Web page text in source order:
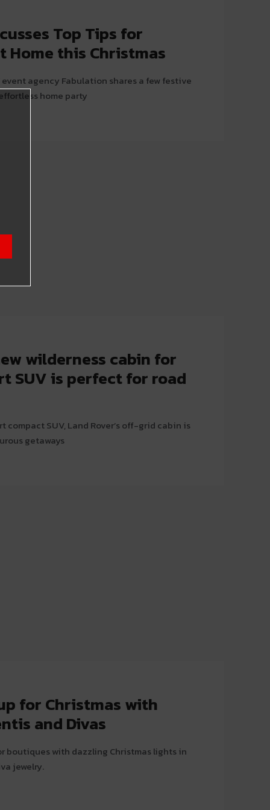
Top Tips for
Home this Christmas
agency Fabulation shares a few festive
home party
wilderness cabin for
SUV is perfect for road
compact SUV, Land Rover’s off-grid cabin is
getaways
for Christmas with
and Divas
boutiques with dazzling Christmas lights in
jewelry.